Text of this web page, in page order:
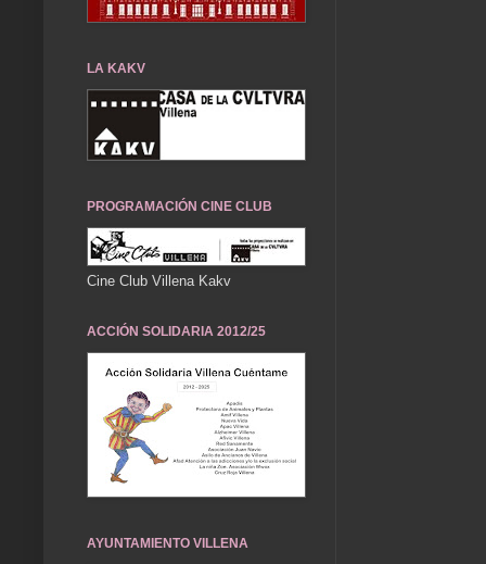
LA KAKV
PROGRAMACIÓN CINE CLUB
Cine Club Villena Kakv
ACCIÓN SOLIDARIA 2012/25
AYUNTAMIENTO VILLENA